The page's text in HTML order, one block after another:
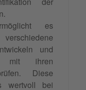
es
und
mit ihren
Diese
wertvoll bei